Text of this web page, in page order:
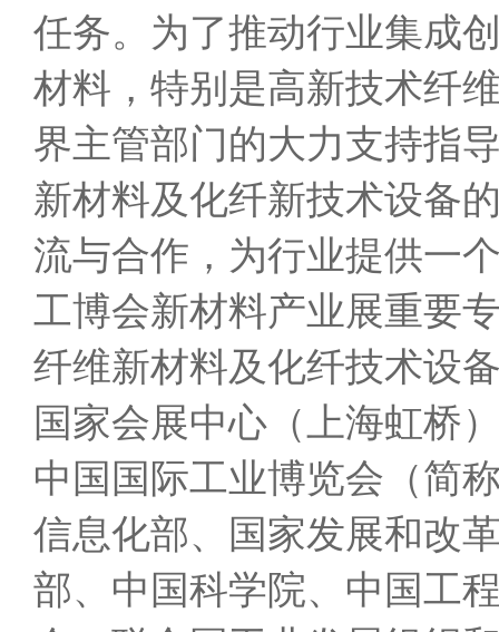
任务。为了推动行业集成
材料，特别是高新技术纤
界主管部门的大力支持指
新材料及化纤新技术设备
流与合作，为行业提供一
工博会新材料产业展重要
纤维新材料及化纤技术设
国家会展中心（上海虹桥
中国国际工业博览会（简
信息化部、国家发展和改
部、中国科学院、中国工